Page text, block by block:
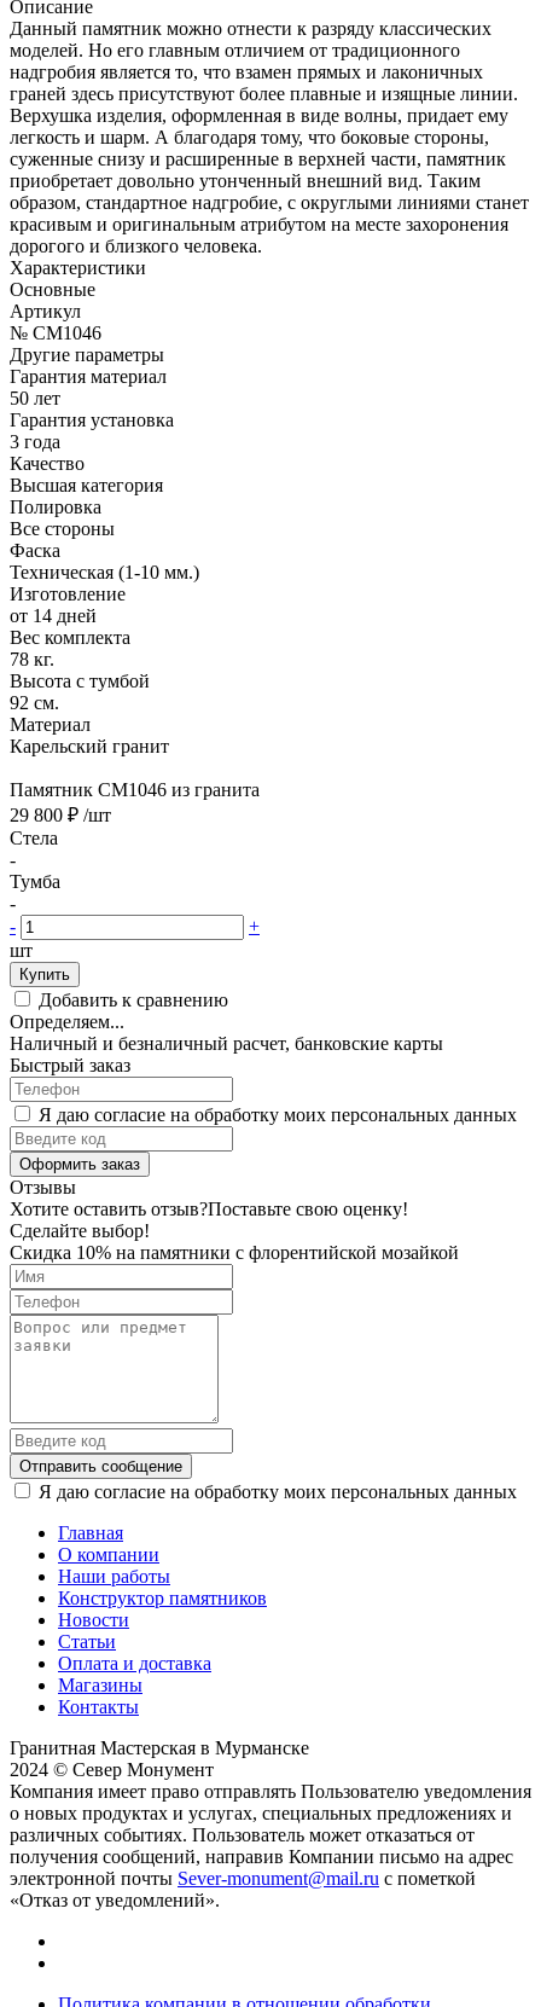
Описание
Данный памятник можно отнести к разряду классических
моделей. Но его главным отличием от традиционного
надгробия является то, что взамен прямых и лаконичных
граней здесь присутствуют более плавные и изящные линии.
Верхушка изделия, оформленная в виде волны, придает ему
легкость и шарм. А благодаря тому, что боковые стороны,
суженные снизу и расширенные в верхней части, памятник
приобретает довольно утонченный внешний вид. Таким
образом, стандартное надгробие, с округлыми линиями станет
красивым и оригинальным атрибутом на месте захоронения
дорогого и близкого человека.
Характеристики
Основные
Артикул
№ CM1046
Другие параметры
Гарантия материал
50 лет
Гарантия установка
3 года
Качество
Высшая категория
Полировка
Все стороны
Фаска
Техническая (1-10 мм.)
Изготовление
от 14 дней
Вес комплекта
78 кг.
Высота с тумбой
92 см.
Материал
Карельский гранит
Памятник CM1046 из гранита
29 800 ₽ /шт
Стела
-
Тумба
-
-
+
шт
Купить
Добавить к сравнению
Определяем...
Наличный и безналичный расчет, банковские карты
Быстрый заказ
Я даю согласие на обработку моих персональных данных
Оформить заказ
Отзывы
Хотите оставить отзыв?Поставьте свою оценку!
Сделайте выбор!
Скидка 10% на памятники с флорентийской мозайкой
Отправить сообщение
Я даю согласие на обработку моих персональных данных
Главная
О компании
Наши работы
Конструктор памятников
Новости
Статьи
Оплата и доставка
Магазины
Контакты
Гранитная Мастерская в Мурманске
2024 © Север Монумент
Компания имеет право отправлять Пользователю уведомления
о новых продуктах и услугах, специальных предложениях и
различных событиях. Пользователь может отказаться от
получения сообщений, направив Компании письмо на адрес
электронной почты Sever-monument@mail.ru с пометкой
«Отказ от уведомлений».